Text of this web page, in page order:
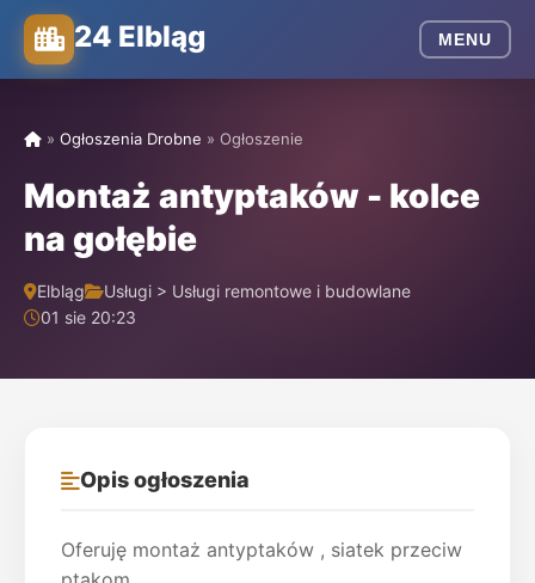
24 Elbląg MENU
» Ogłoszenia Drobne » Ogłoszenie
Montaż antyptaków - kolce
na gołębie
Elbląg
Usługi > Usługi remontowe i budowlane
01 sie 20:23
Opis ogłoszenia
Oferuję montaż antyptaków , siatek przeciw